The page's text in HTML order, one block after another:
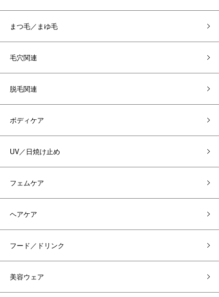
まつ毛／まゆ毛
毛穴関連
脱毛関連
ボディケア
UV／日焼け止め
フェムケア
ヘアケア
フード／ドリンク
美容ウェア